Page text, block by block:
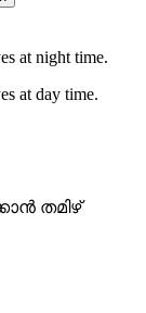
at night time.
at day time.
തമിഴ്